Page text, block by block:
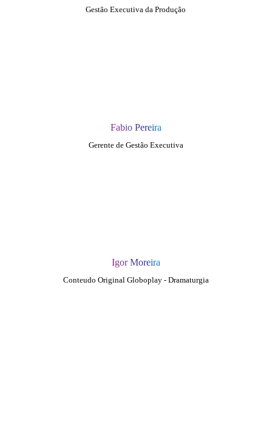
Gestão Executiva da Produção
Fabio Pereira
Gerente de Gestão Executiva
Igor Moreira
Conteudo Original Globoplay - Dramaturgia